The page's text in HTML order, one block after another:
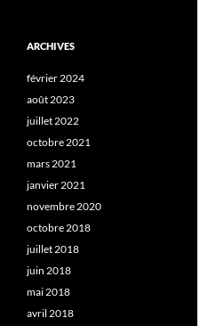
ARCHIVES
février 2024
août 2023
juillet 2022
octobre 2021
mars 2021
janvier 2021
novembre 2020
octobre 2018
juillet 2018
juin 2018
mai 2018
avril 2018